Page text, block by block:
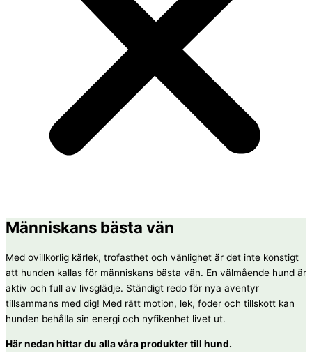
Människans bästa vän
Med ovillkorlig kärlek, trofasthet och vänlighet är det inte konstigt
att hunden kallas för människans bästa vän. En välmående hund är
aktiv och full av livsglädje. Ständigt redo för nya äventyr
tillsammans med dig! Med rätt motion, lek, foder och tillskott kan
hunden behålla sin energi och nyfikenhet livet ut.
Här nedan hittar du alla våra produkter till hund.